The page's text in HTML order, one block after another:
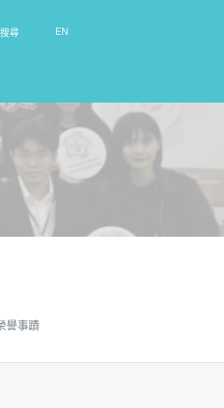
搜尋 EN
譽事蹟